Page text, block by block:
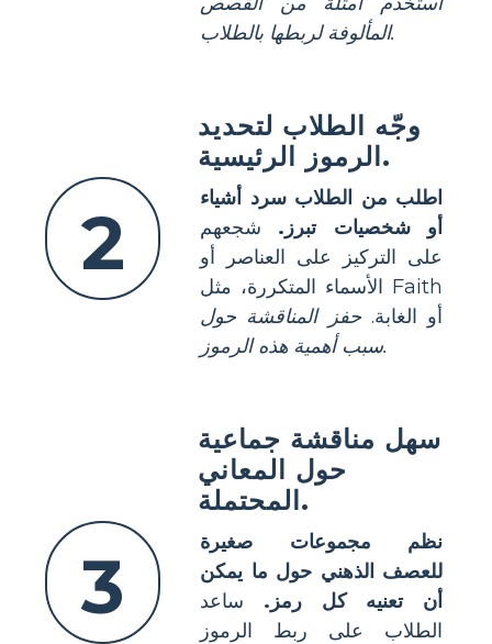
المألوفة لربطها بالطلاب.
2
وجّه الطلاب لتحديد
الرموز الرئيسية.
اطلب من الطلاب سرد أشياء
أو شخصيات تبرز. شجعهم
على التركيز على العناصر أو
الأسماء المتكررة، مثل Faith
أو الغابة.حفز المناقشة حول
سبب أهمية هذه الرموز.
3
سهل مناقشة جماعية
حول المعاني
المحتملة.
نظم مجموعات صغيرة
للعصف الذهني حول ما يمكن
أن تعنيه كل رمز. ساعد
الطلاب على ربط الرموز